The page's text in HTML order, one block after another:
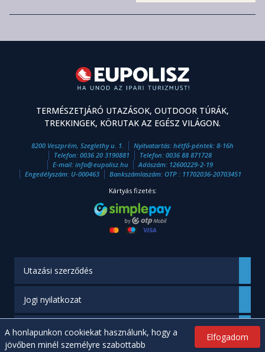
TERMÉSZETJÁRÓ UTAZÁSOK, OUTDOOR TÚRÁK,
TREKKINGEK, KÖRUTAK AZ EGÉSZ VILÁGON.
8200 Veszprém, Szeglethy u. 1.
Nyitvatartás: hétfő-péntek: 8-16h
Telefon: 0036 20 3190881 Telefon: 0036 88 871728
E-mail: info@eupolisz.hu
Adószám: 12600229-2-19
Engedélyszám: U-000463
Bankszámlaszám: OTP : 11702036-20703451
Kártyás fizetés:
Utazási szerződés
Jogi nyilatkozat
Engedélyünk
Elfogadom
A honlapunkon cookiekat használunk, hogy a
jövőben minél személyre szabottabb